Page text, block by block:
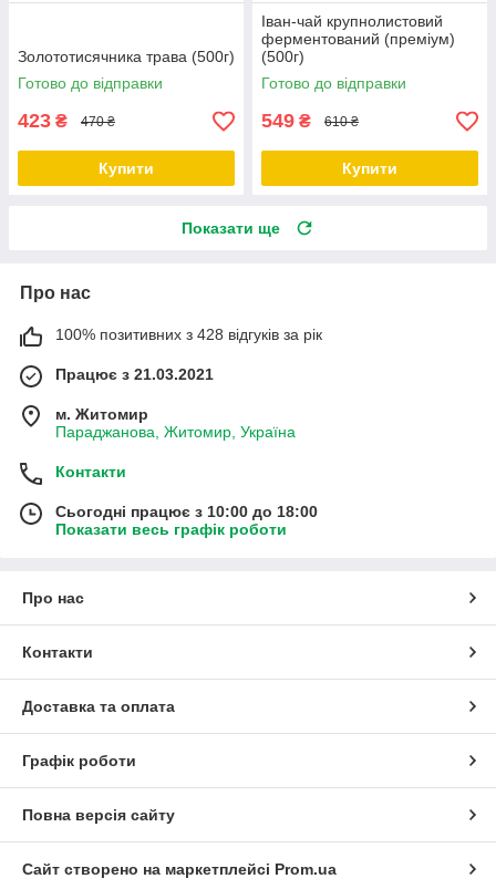
Золототисячника трава (500г)
Готово до відправки
423 ₴ 470 ₴
Купити
Іван-чай крупнолистовий
ферментований (преміум)
(500г)
Готово до відправки
549 ₴ 610 ₴
Купити
Показати ще
Про нас
100% позитивних з 428 відгуків за рік
Працює з 21.03.2021
м. Житомир
Параджанова, Житомир, Україна
Контакти
Сьогодні працює з 10:00 до 18:00
Показати весь графік роботи
Про нас
Контакти
Доставка та оплата
Графік роботи
Повна версія сайту
Сайт створено на маркетплейсі Prom.ua